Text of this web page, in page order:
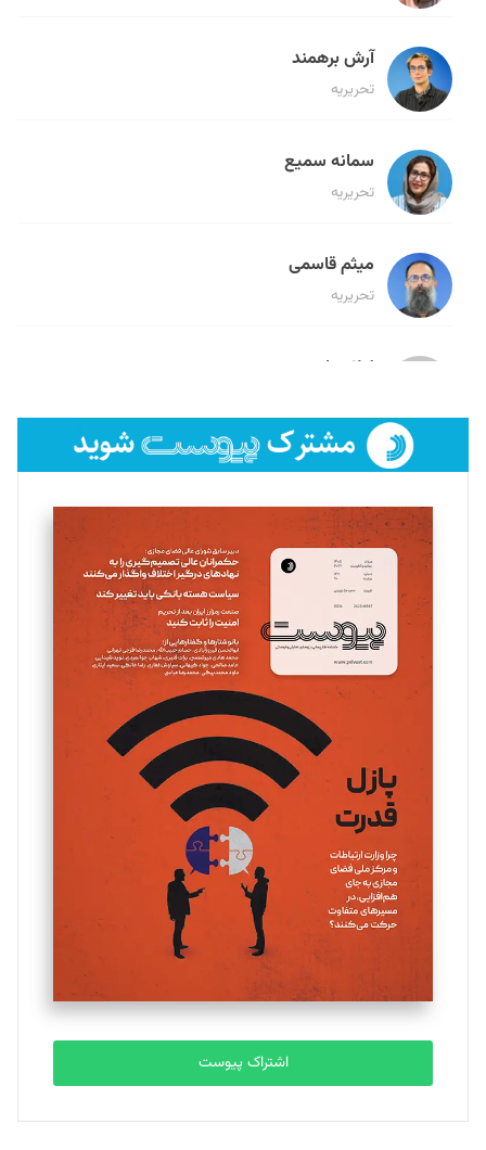
آرش برهمند
تحریریه
سمانه سمیع
تحریریه
میثم قاسمی
تحریریه
لیلا حنارود
فائزه فتحی رستمی
تحریریه
سروش کرمیان
تحریریه
مینا پاکدل
یسنا امان‌پور
تحریریه
ملینا جعفری
تحریریه
مصطفی مسجدی آرانی
تحریریه
بابک نقاش
تحریریه
اشتراک پیوست